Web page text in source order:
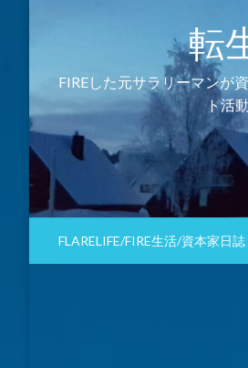
転
FIREした元サラリーマンが
ト活
FLARELIFE/FIRE生活/資本家日誌